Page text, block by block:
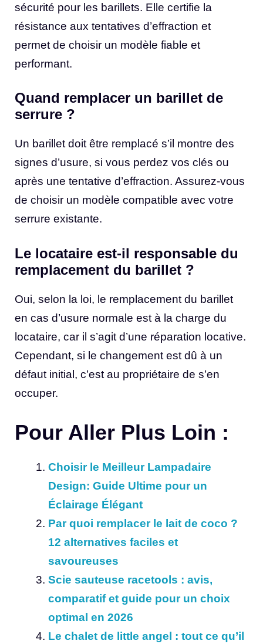
sécurité pour les barillets. Elle certifie la
résistance aux tentatives d’effraction et
permet de choisir un modèle fiable et
performant.
Quand remplacer un barillet de
serrure ?
Un barillet doit être remplacé s’il montre des
signes d’usure, si vous perdez vos clés ou
après une tentative d’effraction. Assurez-vous
de choisir un modèle compatible avec votre
serrure existante.
Le locataire est-il responsable du
remplacement du barillet ?
Oui, selon la loi, le remplacement du barillet
en cas d’usure normale est à la charge du
locataire, car il s’agit d’une réparation locative.
Cependant, si le changement est dû à un
défaut initial, c’est au propriétaire de s’en
occuper.
Pour Aller Plus Loin :
Choisir le Meilleur Lampadaire
Design: Guide Ultime pour un
Éclairage Élégant
Par quoi remplacer le lait de coco ?
12 alternatives faciles et
savoureuses
Scie sauteuse racetools : avis,
comparatif et guide pour un choix
optimal en 2026
Le chalet de little angel : tout ce qu’il